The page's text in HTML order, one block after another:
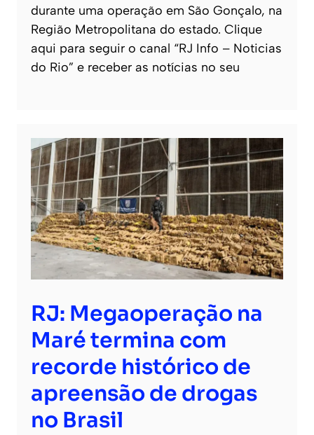
durante uma operação em São Gonçalo, na
Região Metropolitana do estado. Clique
aqui para seguir o canal “RJ Info – Noticias
do Rio” e receber as notícias no seu
RJ: Megaoperação na
Maré termina com
recorde histórico de
apreensão de drogas
no Brasil